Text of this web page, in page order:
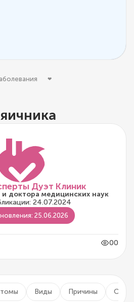
Дуэт Клиник
доктора медицинских наук
24.07.2024
25.06.2026
00
Виды Причины